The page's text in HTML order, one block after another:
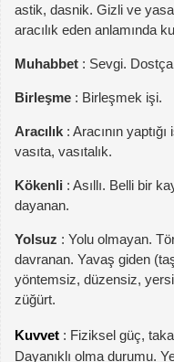
astik, dasnik. Gizli ve
aracılık eden anlamında
Muhabbet : Sevgi.
Birleşme : Birleşmek işi.
Aracılık : Aracının
vasıta, vasıtalık.
Kökenli : Asıllı. Belli bir
dayanan.
Yolsuz : Yolu olmayan.
davranan. Yavaş giden
yöntemsiz, düzensiz,
züğürt.
Kuvvet : Fiziksel güç,
Dayanıklı olma durumu.